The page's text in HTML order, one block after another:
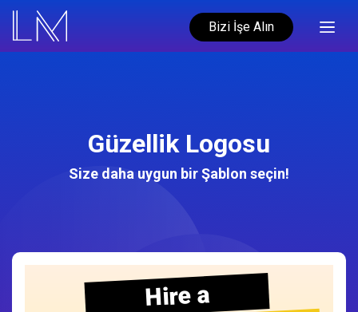
Bizi İşe Alın
Güzellik Logosu
Size daha uygun bir Şablon seçin!
Hire a